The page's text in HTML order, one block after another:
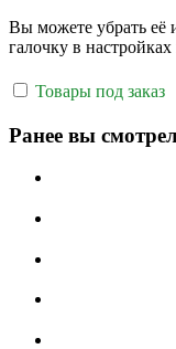
Вы можете убрать её
галочку в
Товары под заказ
Ранее вы